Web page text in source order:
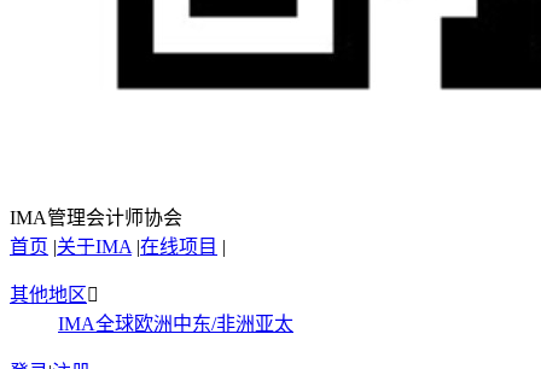
IMA管理会计师协会
首页 |关于IMA |在线项目 |
其他地区
IMA全球欧洲中东/非洲亚太